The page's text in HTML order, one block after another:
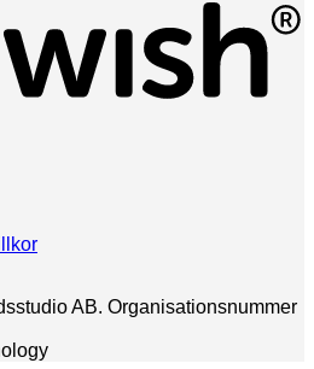
AB. Organisationsnummer